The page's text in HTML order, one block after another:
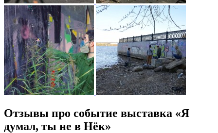
Отзывы про событие выставка «Я
думал, ты не в Нёк»